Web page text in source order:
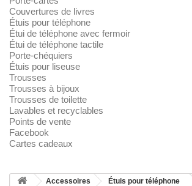
Couvertures de livres
Étuis pour téléphone
Étui de téléphone avec fermoir
Étui de téléphone tactile
Porte-chéquiers
Étuis pour liseuse
Trousses
Trousses à bijoux
Trousses de toilette
Lavables et recyclables
Points de vente
Facebook
Cartes cadeaux
Accessoires Étuis pour téléphone